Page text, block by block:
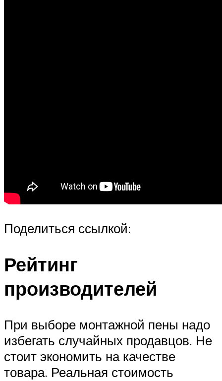
Поделиться ссылкой:
Рейтинг
производителей
При выборе монтажной пены надо
избегать случайных продавцов. Не
стоит экономить на качестве
товара. Реальная стоимость